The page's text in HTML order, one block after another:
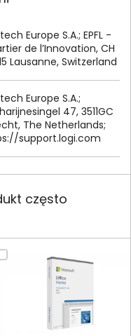
Europe S.A.; EPFL -
de l’Innovation, CH
Lausanne, Switzerland
Europe S.A.;
47, 3511GC
The Netherlands;
/support.logi.com
często